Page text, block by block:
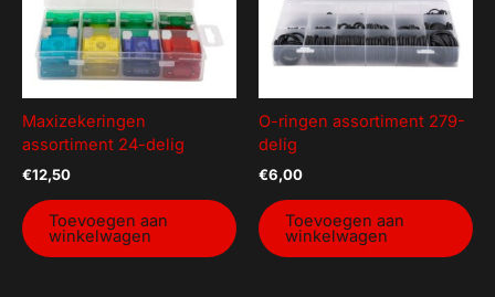
Maxizekeringen
assortiment 24-delig
€12,50
Toevoegen aan
winkelwagen
O-ringen assortiment 279-
delig
€6,00
Toevoegen aan
winkelwagen